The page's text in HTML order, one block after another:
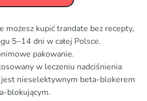
możesz kupić trandate bez recepty,
5–14 dni w całej Polsce.
pakowanie.
w leczeniu nadciśnienia
nieselektywnym beta-blokerem
blokującym.